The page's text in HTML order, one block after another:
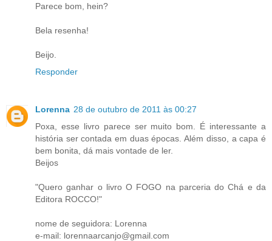
Parece bom, hein?
Bela resenha!
Beijo.
Responder
Lorenna 28 de outubro de 2011 às 00:27
Poxa, esse livro parece ser muito bom. É interessante a
história ser contada em duas épocas. Além disso, a capa é
bem bonita, dá mais vontade de ler.
Beijos
"Quero ganhar o livro O FOGO na parceria do Chá e da
Editora ROCCO!"
nome de seguidora: Lorenna
e-mail: lorennaarcanjo@gmail.com